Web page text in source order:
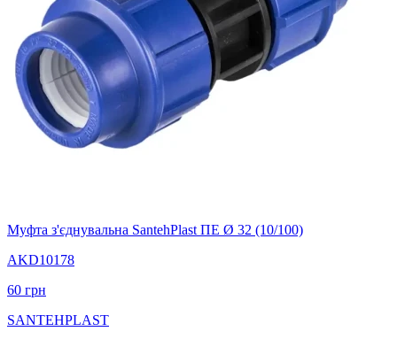
Муфта з'єднувальна SantehPlast ПЕ Ø 32 (10/100)
AKD10178
60 грн
SANTEHPLAST